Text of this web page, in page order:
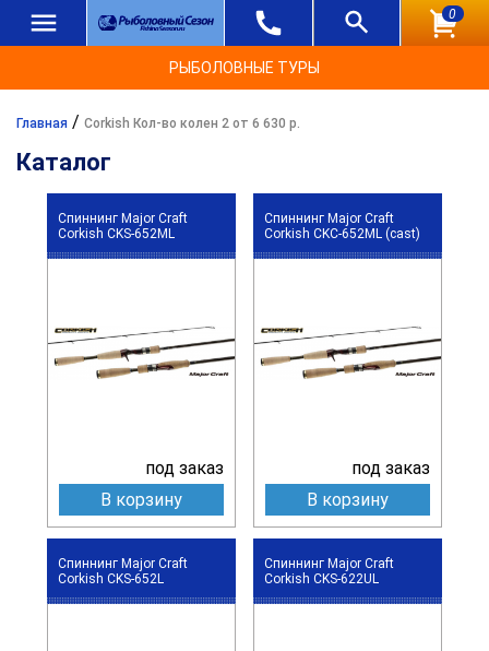
0
РЫБОЛОВНЫЕ ТУРЫ
Главная / Corkish Кол-во колен 2 от 6 630 р.
Каталог
Спиннинг Major Craft
Corkish CKS-652ML
под заказ
В корзину
Спиннинг Major Craft
Corkish CKC-652ML (cast)
под заказ
В корзину
Спиннинг Major Craft
Corkish CKS-652L
Спиннинг Major Craft
Corkish CKS-622UL